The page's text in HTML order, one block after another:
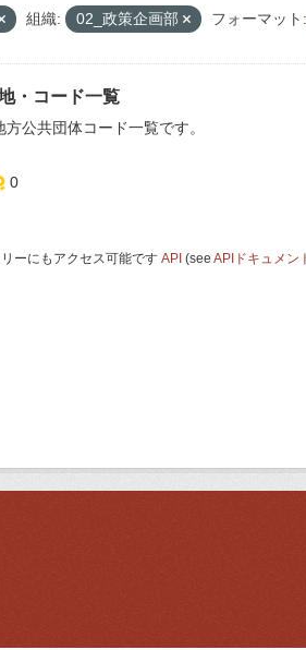
組織: 02_政策企画部 フォーマット:
・コード一覧
公共団体コード一覧です。
0
ーにもアクセス可能です API (see APIドキュメン